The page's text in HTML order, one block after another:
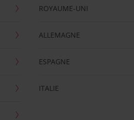
ROYAUME-UNI
ALLEMAGNE
ESPAGNE
ITALIE